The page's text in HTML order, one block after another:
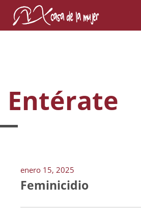
Entérate
enero 15, 2025
Feminicidio